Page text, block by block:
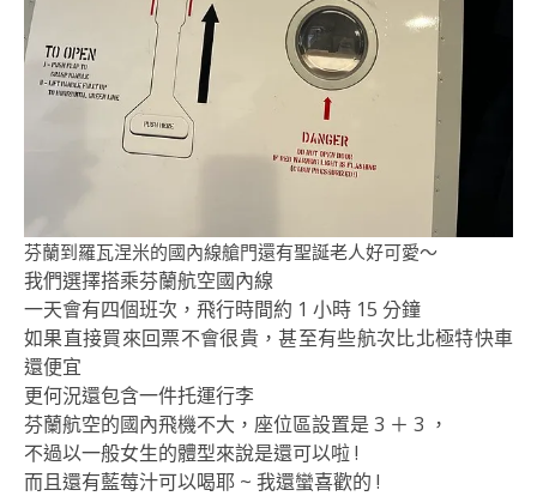
芬蘭到羅瓦涅米的國內線艙門還有聖誕老人好可愛～
我們選擇搭乘芬蘭航空國內線
一天會有四個班次，飛行時間約 1 小時 15 分鐘
如果直接買來回票不會很貴，甚至有些航次比北極特快車
還便宜
更何況還包含一件托運行李
芬蘭航空的國內飛機不大，座位區設置是 3 ＋ 3 ，
不過以一般女生的體型來說是還可以啦 !
而且還有藍莓汁可以喝耶 ~ 我還蠻喜歡的 !